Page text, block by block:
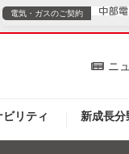
リティ 新成長
ニ
ご案内
電気・ガスのご契約
個人のお客さま